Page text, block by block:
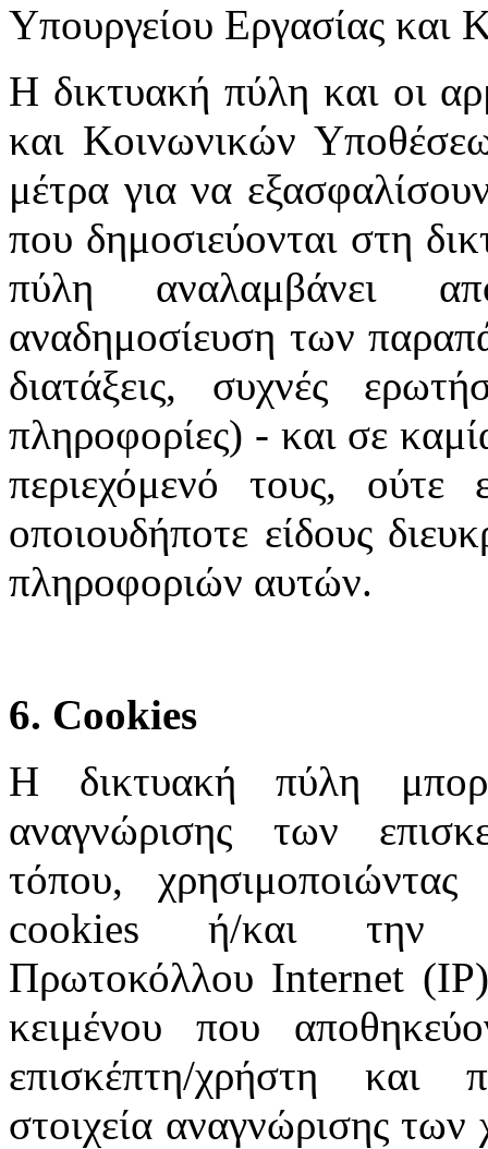
Υπουργείου Εργασίας και
Η δικτυακή πύλη και οι
και Κοινωνικών
μέτρα για να
που δημοσιεύονται στη
πύλη αναλαμβάνει
αναδημοσίευση των
διατάξεις, συχνές
πληροφορίες) - και σε
περιεχόμενό τους, ούτε
οποιουδήποτε είδους
πληροφοριών αυτών.
6. Cookies
Η δικτυακή πύλη
αναγνώρισης των
τόπου, χρησιμοποιώντας
cookies ή/και την
Πρωτοκόλλου Internet
κειμένου που
επισκέπτη/χρήστη και
στοιχεία αναγνώρισης